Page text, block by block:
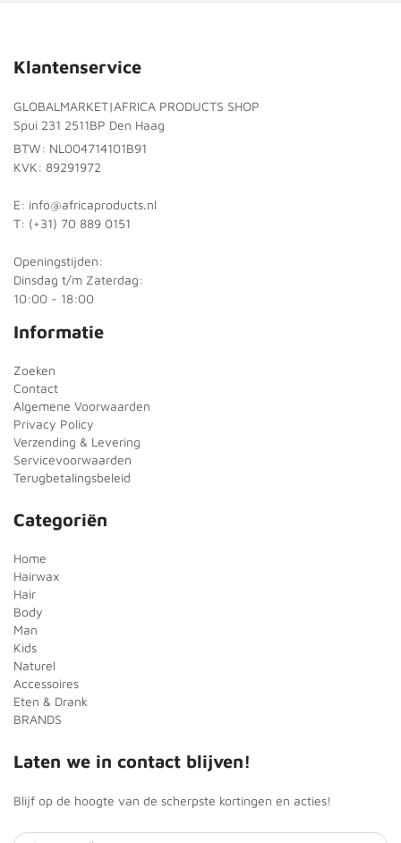
Klantenservice
GLOBALMARKET|AFRICA PRODUCTS SHOP
Spui 231 2511BP Den Haag
BTW: NL004714101B91
KVK: 89291972
E: info@africaproducts.nl
T: (+31) 70 889 0151
Openingstijden:
Dinsdag t/m Zaterdag:
10:00 - 18:00
Informatie
Zoeken
Contact
Algemene Voorwaarden
Privacy Policy
Verzending & Levering
Servicevoorwaarden
Terugbetalingsbeleid
Categoriën
Home
Hairwax
Hair
Body
Man
Kids
Naturel
Accessoires
Eten & Drank
BRANDS
Laten we in contact blijven!
Blijf op de hoogte van de scherpste kortingen en acties!